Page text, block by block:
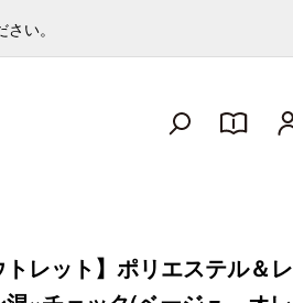
い。
トレット】ポリエステル＆レ